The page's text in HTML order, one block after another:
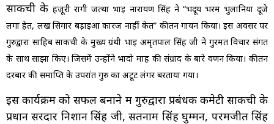
साकची केहजूरी रागी जत्था भाई नारायण सिंह ने “भदूय भरम भुलानिया दूजे
लगा हेत, लख सिगार बड़ाईआ कारज नाहीं केत” कीर्तन गायन किया। इस अवसर पर
गुरुद्वारा साहिब साकची के मुख्य ग्रंथी भाई अमृतपाल सिंह जी ने गुरमत विचार संगत
के साथ साझा किए। जिसमें उन्होंने भादो माह की संग्राद के बारे वर्णन किया। कीर्तन
दरबार की समाप्ति के उपरांत गुरु का अटूट लंगर बरताया गया।
इस कार्यक्रम को सफल बनाने में गुरुद्वारा प्रबंधक कमेटी साकची के
प्रधान सरदार निशान सिंह जी, सतनाम सिंह घुम्मन, परमजीत सिंह